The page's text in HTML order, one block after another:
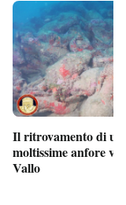
Il ritrovamento di
moltissime anfore
Vallo